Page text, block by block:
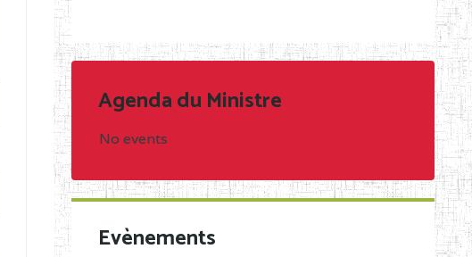
Agenda du Ministre
No events
Evènements